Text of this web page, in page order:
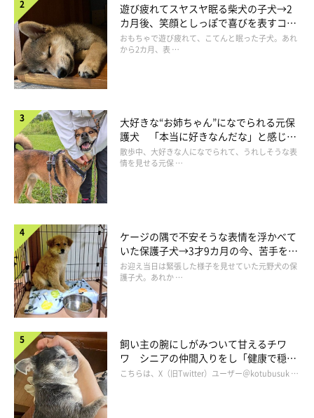
岩にも乗っちゃうよ
遊び疲れてスヤスヤ眠る柴犬の子犬→2
カ月後、笑顔としっぽで喜びを表すコに
成長！
おもちゃで遊び疲れて、こてんと眠った子犬。あれ
から2カ月、表 …
大好きな“お姉ちゃん”になでられる元保
護犬 「本当に好きなんだな」と感じる
表情にほっこり
散歩中、大好きな人になでられて、うれしそうな表
情を見せる元保 …
ケージの隅で不安そうな表情を浮かべて
いた保護子犬→3才9カ月の今、苦手を克
服し頼もしいコに成長！
お迎え当日は緊張した様子を見せていた元野犬の保
護子犬。あれか …
飼い主の腕にしがみついて甘えるチワ
ワ シニアの仲間入りをし「健康で穏や
かな暮らしが続いてほしい」と願う
こちらは、X（旧Twitter）ユーザー＠kotubusuk …